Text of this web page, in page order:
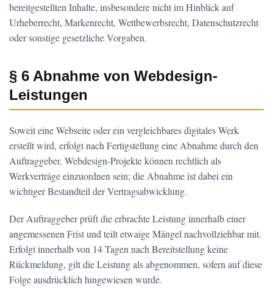
bereitgestellten Inhalte, insbesondere nicht im Hinblick auf
Urheberrecht, Markenrecht, Wettbewerbsrecht, Datenschutzrecht
oder sonstige gesetzliche Vorgaben.
§ 6 Abnahme von Webdesign-
Leistungen
Soweit eine Webseite oder ein vergleichbares digitales Werk
erstellt wird, erfolgt nach Fertigstellung eine Abnahme durch den
Auftraggeber. Webdesign-Projekte können rechtlich als
Werkverträge einzuordnen sein; die Abnahme ist dabei ein
wichtiger Bestandteil der Vertragsabwicklung.
Der Auftraggeber prüft die erbrachte Leistung innerhalb einer
angemessenen Frist und teilt etwaige Mängel nachvollziehbar mit.
Erfolgt innerhalb von 14 Tagen nach Bereitstellung keine
Rückmeldung, gilt die Leistung als abgenommen, sofern auf diese
Folge ausdrücklich hingewiesen wurde.